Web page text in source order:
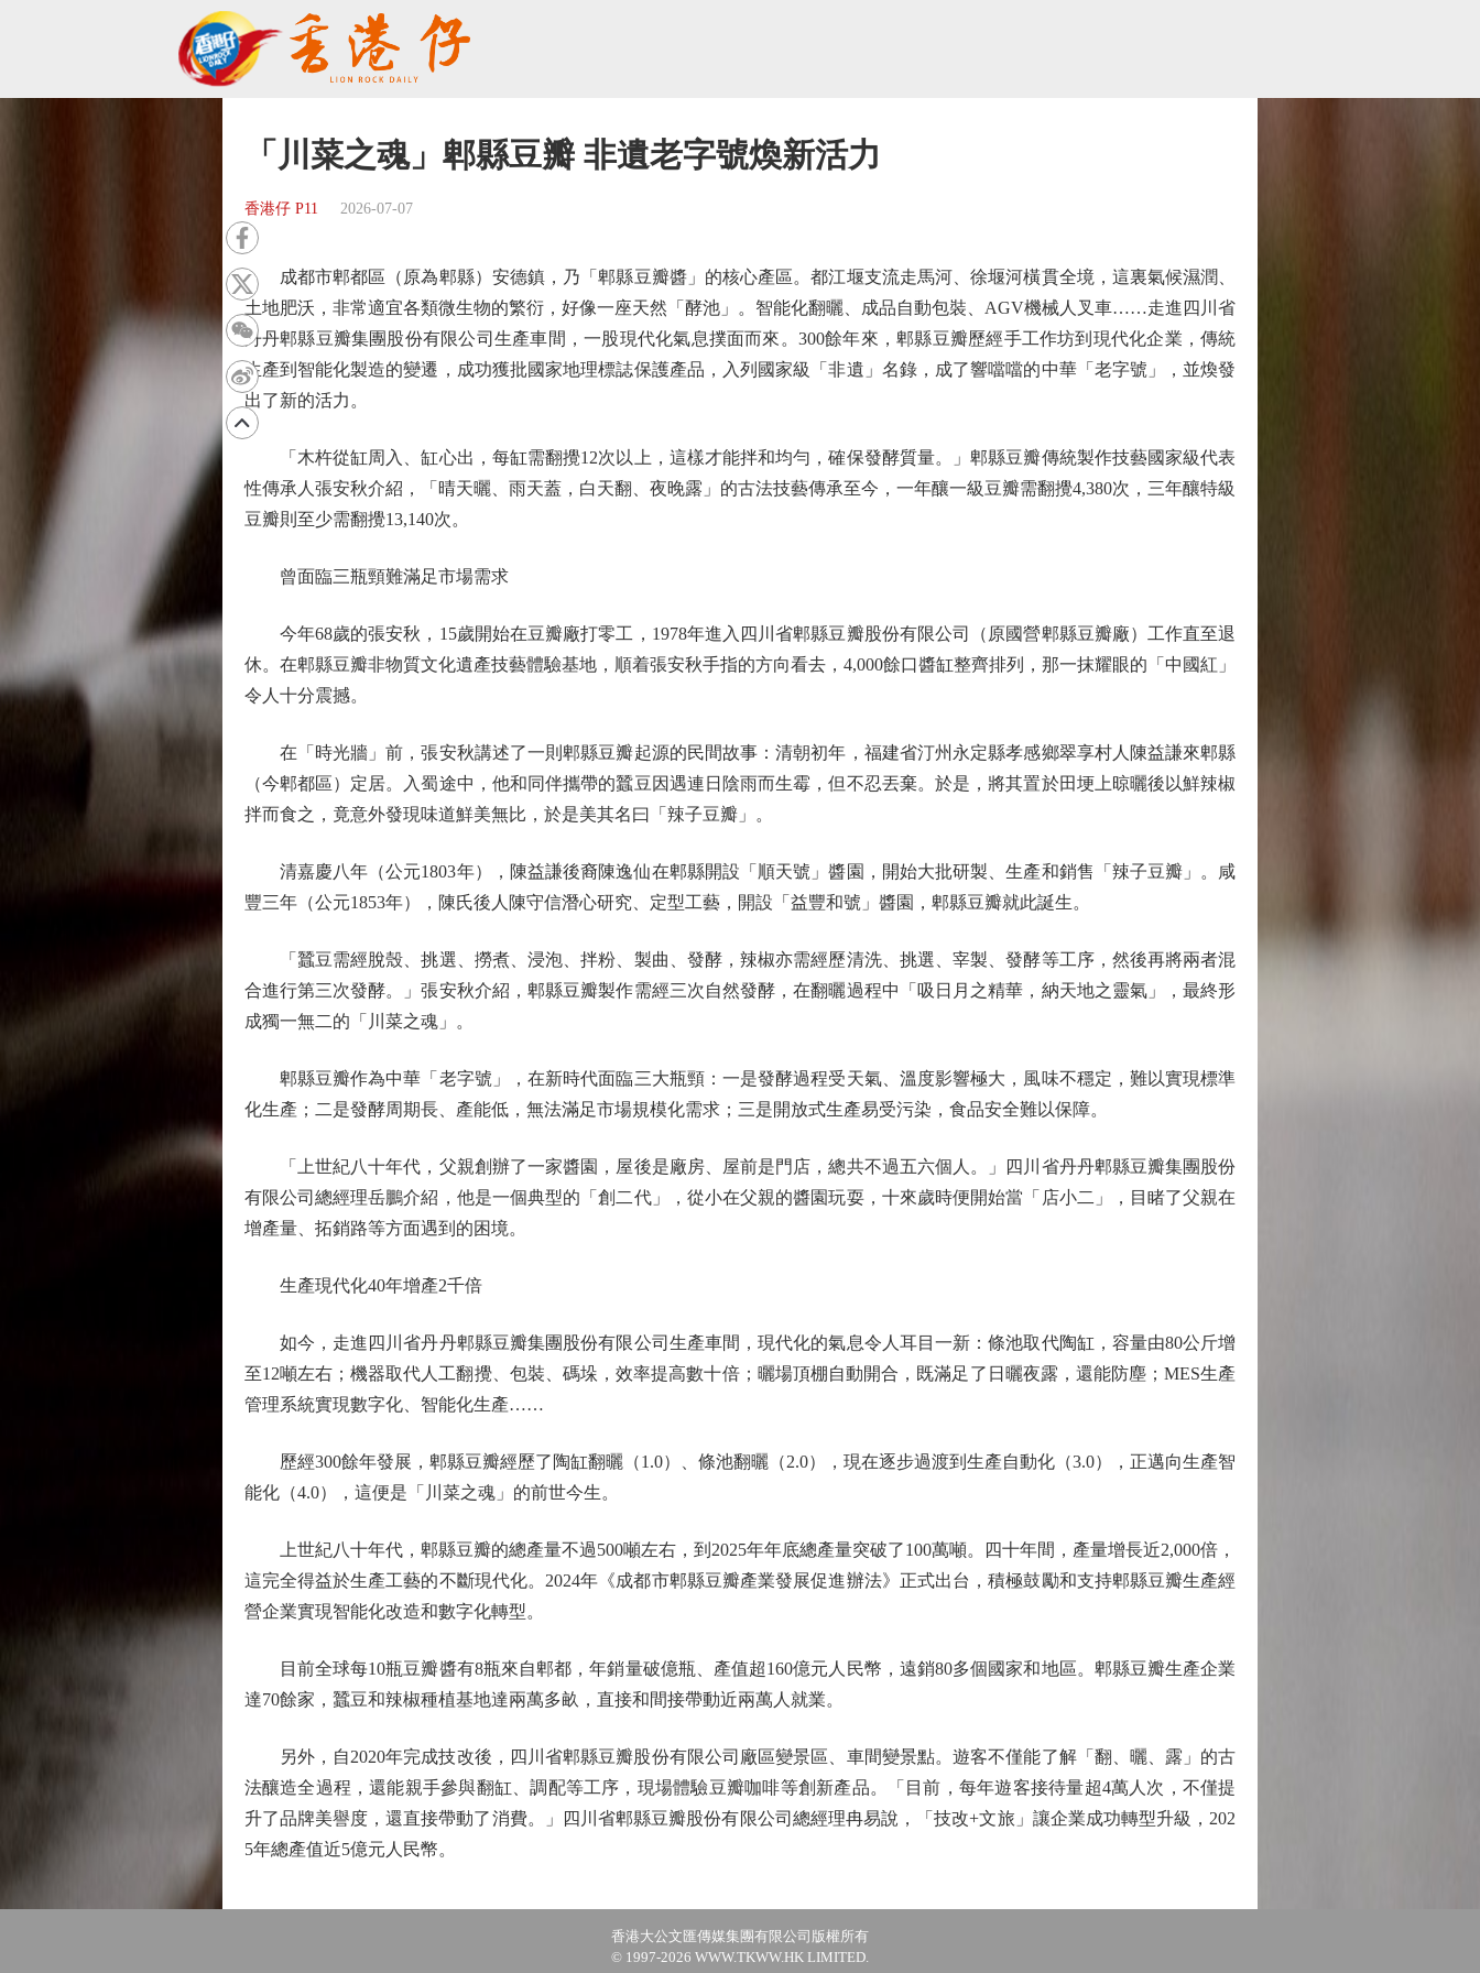
「川菜之魂」郫縣豆瓣 非遺老字號煥新活力
香港仔 P11 2026-07-07
成都市郫都區（原為郫縣）安德鎮，乃「郫縣豆瓣醬」的核心產區。都江堰支流走馬河、徐堰河橫貫全境，這裏氣候濕潤、
土地肥沃，非常適宜各類微生物的繁衍，好像一座天然「酵池」。智能化翻曬、成品自動包裝、AGV機械人叉車……走進四川省
丹丹郫縣豆瓣集團股份有限公司生產車間，一股現代化氣息撲面而來。300餘年來，郫縣豆瓣歷經手工作坊到現代化企業，傳統
生產到智能化製造的變遷，成功獲批國家地理標誌保護產品，入列國家級「非遺」名錄，成了響噹噹的中華「老字號」，並煥發
出了新的活力。
「木杵從缸周入、缸心出，每缸需翻攪12次以上，這樣才能拌和均勻，確保發酵質量。」郫縣豆瓣傳統製作技藝國家級代表
性傳承人張安秋介紹，「晴天曬、雨天蓋，白天翻、夜晚露」的古法技藝傳承至今，一年釀一級豆瓣需翻攪4,380次，三年釀特級
豆瓣則至少需翻攪13,140次。
曾面臨三瓶頸難滿足市場需求
今年68歲的張安秋，15歲開始在豆瓣廠打零工，1978年進入四川省郫縣豆瓣股份有限公司（原國營郫縣豆瓣廠）工作直至退
休。在郫縣豆瓣非物質文化遺產技藝體驗基地，順着張安秋手指的方向看去，4,000餘口醬缸整齊排列，那一抹耀眼的「中國紅」
令人十分震撼。
在「時光牆」前，張安秋講述了一則郫縣豆瓣起源的民間故事：清朝初年，福建省汀州永定縣孝感鄉翠享村人陳益謙來郫縣
（今郫都區）定居。入蜀途中，他和同伴攜帶的蠶豆因遇連日陰雨而生霉，但不忍丟棄。於是，將其置於田埂上晾曬後以鮮辣椒
拌而食之，竟意外發現味道鮮美無比，於是美其名曰「辣子豆瓣」。
清嘉慶八年（公元1803年），陳益謙後裔陳逸仙在郫縣開設「順天號」醬園，開始大批研製、生產和銷售「辣子豆瓣」。咸
豐三年（公元1853年），陳氏後人陳守信潛心研究、定型工藝，開設「益豐和號」醬園，郫縣豆瓣就此誕生。
「蠶豆需經脫殼、挑選、撈煮、浸泡、拌粉、製曲、發酵，辣椒亦需經歷清洗、挑選、宰製、發酵等工序，然後再將兩者混
合進行第三次發酵。」張安秋介紹，郫縣豆瓣製作需經三次自然發酵，在翻曬過程中「吸日月之精華，納天地之靈氣」，最終形
成獨一無二的「川菜之魂」。
郫縣豆瓣作為中華「老字號」，在新時代面臨三大瓶頸：一是發酵過程受天氣、溫度影響極大，風味不穩定，難以實現標準
化生產；二是發酵周期長、產能低，無法滿足市場規模化需求；三是開放式生產易受污染，食品安全難以保障。
「上世紀八十年代，父親創辦了一家醬園，屋後是廠房、屋前是門店，總共不過五六個人。」四川省丹丹郫縣豆瓣集團股份
有限公司總經理岳鵬介紹，他是一個典型的「創二代」，從小在父親的醬園玩耍，十來歲時便開始當「店小二」，目睹了父親在
增產量、拓銷路等方面遇到的困境。
生產現代化40年增產2千倍
如今，走進四川省丹丹郫縣豆瓣集團股份有限公司生產車間，現代化的氣息令人耳目一新：條池取代陶缸，容量由80公斤增
至12噸左右；機器取代人工翻攪、包裝、碼垛，效率提高數十倍；曬場頂棚自動開合，既滿足了日曬夜露，還能防塵；MES生產
管理系統實現數字化、智能化生產……
歷經300餘年發展，郫縣豆瓣經歷了陶缸翻曬（1.0）、條池翻曬（2.0），現在逐步過渡到生產自動化（3.0），正邁向生產智
能化（4.0），這便是「川菜之魂」的前世今生。
上世紀八十年代，郫縣豆瓣的總產量不過500噸左右，到2025年年底總產量突破了100萬噸。四十年間，產量增長近2,000倍，
這完全得益於生產工藝的不斷現代化。2024年《成都市郫縣豆瓣產業發展促進辦法》正式出台，積極鼓勵和支持郫縣豆瓣生產經
營企業實現智能化改造和數字化轉型。
目前全球每10瓶豆瓣醬有8瓶來自郫都，年銷量破億瓶、產值超160億元人民幣，遠銷80多個國家和地區。郫縣豆瓣生產企業
達70餘家，蠶豆和辣椒種植基地達兩萬多畝，直接和間接帶動近兩萬人就業。
另外，自2020年完成技改後，四川省郫縣豆瓣股份有限公司廠區變景區、車間變景點。遊客不僅能了解「翻、曬、露」的古
法釀造全過程，還能親手參與翻缸、調配等工序，現場體驗豆瓣咖啡等創新產品。「目前，每年遊客接待量超4萬人次，不僅提
升了品牌美譽度，還直接帶動了消費。」四川省郫縣豆瓣股份有限公司總經理冉易說，「技改+文旅」讓企業成功轉型升級，202
5年總產值近5億元人民幣。
香港大公文匯傳媒集團有限公司版權所有
© 1997-2026 WWW.TKWW.HK LIMITED.